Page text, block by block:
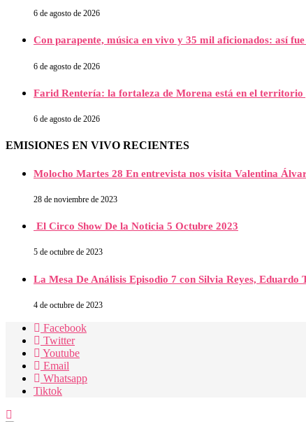
6 de agosto de 2026
Con parapente, música en vivo y 35 mil aficionados: así
6 de agosto de 2026
Farid Rentería: la fortaleza de Morena está en el territorio
6 de agosto de 2026
EMISIONES EN VIVO RECIENTES
Molocho Martes 28 En entrevista nos visita Valentina
28 de noviembre de 2023
El Circo Show De la Noticia 5 Octubre 2023
5 de octubre de 2023
La Mesa De Análisis Episodio 7 con Silvia Reyes,
4 de octubre de 2023
Facebook
Twitter
Youtube
Email
Whatsapp
Tiktok